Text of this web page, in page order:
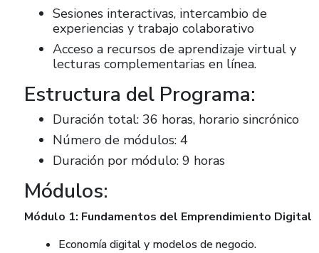
Sesiones interactivas, intercambio de
experiencias y trabajo colaborativo
Acceso a recursos de aprendizaje virtual y
lecturas complementarias en línea.
Estructura del Programa:
Duración total: 36 horas, horario sincrónico
Número de módulos: 4
Duración por módulo: 9 horas
Módulos:
Módulo 1: Fundamentos del Emprendimiento Digital
Economía digital y modelos de negocio.